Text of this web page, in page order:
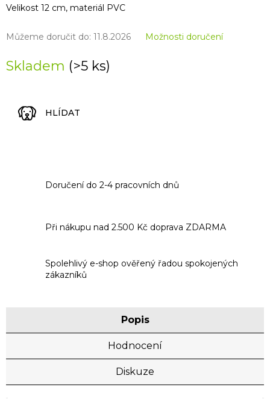
Skladem (>5 ks)
Můžeme doručit do: 11.8.2026 Možnosti doručení
Velikost 12 cm, materiál PVC
HLÍDAT
Doručení do 2-4 pracovních dnů
Při nákupu nad 2.500 Kč doprava ZDARMA
Spolehlivý e-shop ověřený řadou spokojených
zákazníků
Popis
Hodnocení
Diskuze